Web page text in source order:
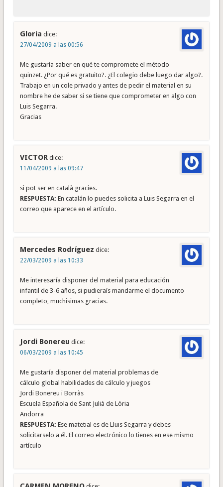
Gloria dice:
27/04/2009 a las 00:56
Me gustaría saber en qué te compromete el método
quinzet. ¿Por qué es gratuito?. ¿El colegio debe luego dar algo?.
Trabajo en un cole privado y antes de pedir el material en su
nombre he de saber si se tiene que comprometer en algo con
Luis Segarra.
Gracias
VICTOR dice:
11/04/2009 a las 09:47
si pot ser en català gracies.
RESPUESTA: En catalán lo puedes solicita a Luis Segarra en el
correo que aparece en el artículo.
Mercedes Rodríguez dice:
22/03/2009 a las 10:33
Me interesaría disponer del material para educación
infantil de 3-6 años, si pudieraís mandarme el documento
completo, muchisimas gracias.
Jordi Bonereu dice:
06/03/2009 a las 10:45
Me gustaría disponer del material problemas de
cálculo global habilidades de cálculo y juegos
Jordi Bonereu i Borràs
Escuela Española de Sant Julià de Lòria
Andorra
RESPUESTA: Ese matetial es de Lluis Segarra y debes
solicitarselo a él. El correo electrónico lo tienes en ese mismo
artículo